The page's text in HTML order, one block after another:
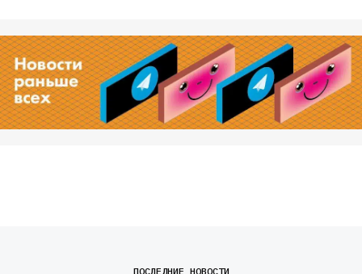
ПОСЛЕДНИЕ НОВОСТИ